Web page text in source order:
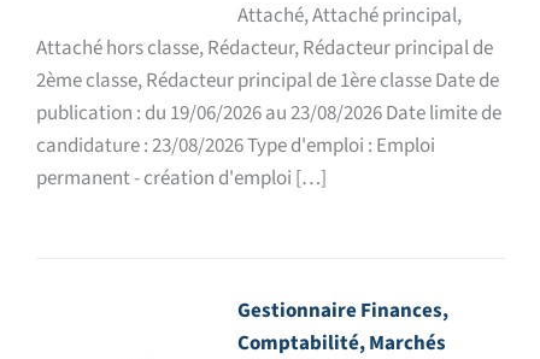
Attaché, Attaché principal,
Attaché hors classe, Rédacteur, Rédacteur principal de
2ème classe, Rédacteur principal de 1ère classe Date de
publication : du 19/06/2026 au 23/08/2026 Date limite de
candidature : 23/08/2026 Type d'emploi : Emploi
permanent - création d'emploi […]
Gestionnaire Finances,
Comptabilité, Marchés